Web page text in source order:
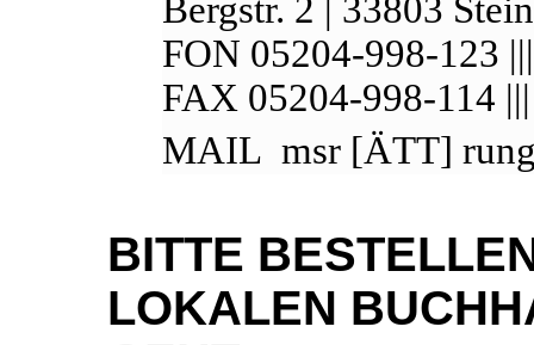
Bergstr. 2 | 33803
FON 05204-998-123
FAX 05204-998-114
MAIL msr [ÄTT]
BITTE
LOKALEN